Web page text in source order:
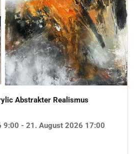
Abstrakter Realismus
9:00 - 21. August 2026 17:00